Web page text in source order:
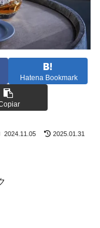
Hatena Bookmark
2024.11.05 2025.01.31